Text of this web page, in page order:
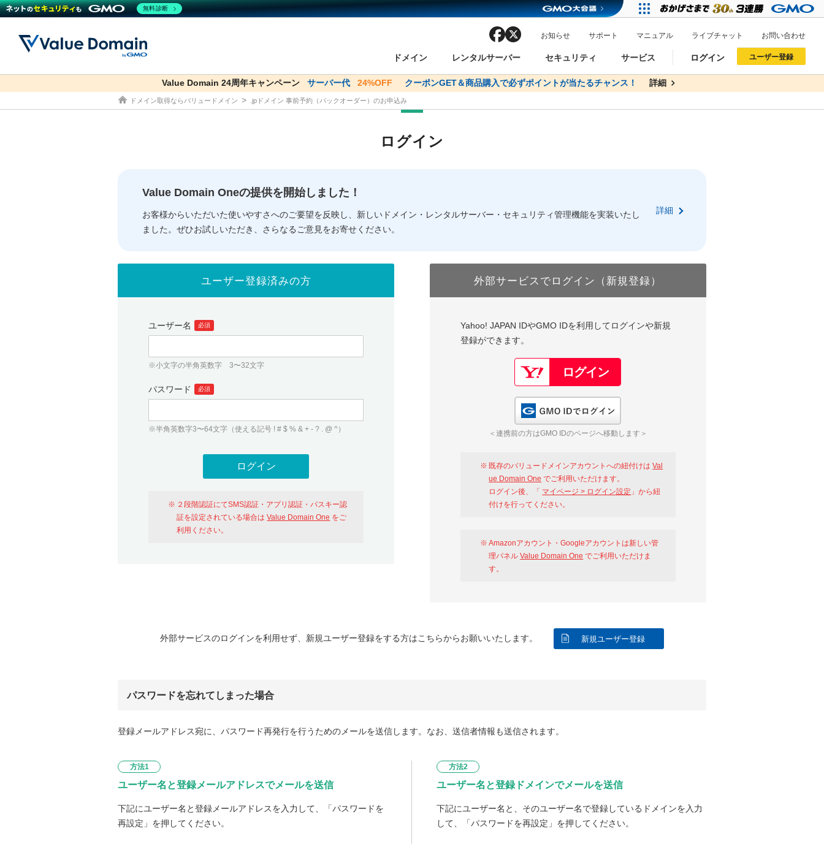
ドメイン
ドメイン ドメイン検索
ドメイン一括検索
人気ドメインの種類 WHOIS検索
レンタルサーバー
レンタルサーバー コアサーバー
セキュリティ
セキュリティ Value Domain ネットde診断
サービス
サービス お得意様割引
バリュードメインAPI
facebook お知らせ サポート マニュアル ライブチャット お問い合わせ
ログイン
従来のバリュードメインをご利用希望の方 おすすめ One レンタルサーバーを含む最新の機能を使う方
以下でもログイン可能
ユーザー登録
従来のバリュードメインをご利用希望の方 おすすめ One レンタルサーバーを含む最新の機能を使う方
以下でも登録可能
Value Domain 24周年キャンペーン サーバー代 24%OFF クーポンGET＆商品購入で必ずポイントが当たるチャンス！ 詳細
co.jpドメイン✕コアサーバーV2ビジネス応援キャンペーン サーバー料金1年間無料 詳細
ドメイン取得ならバリュードメイン .jpドメイン 事前予約（バックオーダー）のお申込み
ログイン
Value Domain Oneの提供を開始しました！
お客様からいただいた使いやすさへのご要望を反映し、新しいドメイン・レンタルサーバー・セキュリティ管理機能を実装いたし
ました。ぜひお試しいただき、さらなるご意見をお寄せください。
詳細
ユーザー登録済みの方
ユーザー名 必須
※小文字の半角英数字 3〜32文字
パスワード 必須
※半角英数字3〜64文字（使える記号 ! # $ % & + - ? . @ ^）
２段階認証にてSMS認証・アプリ認証・パスキー認
証を設定されている場合はValue Domain One をご
利用ください。
外部サービスでログイン（新規登録）
Yahoo! JAPAN IDやGMO IDを利用してログインや新規
登録ができます。
＜連携前の方はGMO IDのページへ移動します＞
既存のバリュードメインアカウントへの紐付けはVal
ue Domain One でご利用いただけます。
ログイン後、「 マイページ > ログイン設定 」から紐
付けを行ってください。
Amazonアカウント・Googleアカウントは新しい管
理パネルValue Domain One でご利用いただけま
す。
外部サービスのログインを利用せず、新規ユーザー登録をする方はこちらからお願いいたします。 新規ユーザー登録
パスワードを忘れてしまった場合
登録メールアドレス宛に、パスワード再発行を行うためのメールを送信します。なお、送信者情報も送信されます。
方法1
ユーザー名と登録メールアドレスでメールを送信
下記にユーザー名と登録メールアドレスを入力して、「パスワードを
再設定」を押してください。
方法2
ユーザー名と登録ドメインでメールを送信
下記にユーザー名と、そのユーザー名で登録しているドメインを入力
して、「パスワードを再設定」を押してください。
無料診断